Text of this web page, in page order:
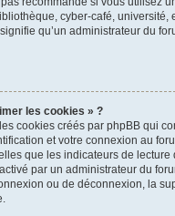
cyber-café, université,
qu’un administrateur du
les cookies » ?
cookies créés par phpBB qui
et votre connexion au
que les indicateurs de lecture
par un administrateur du
ou de déconnexion, la